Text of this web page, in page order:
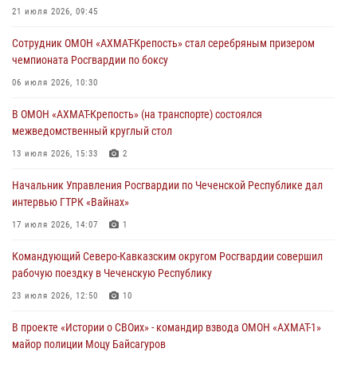
В ДНР росгвардейцы уничтожили около 80 вражеских
19 июля 2026, 13:50
В Грозном Росгвардия обеспечила безопасность конно-спортивных
18 июля 2026, 13:46
Начальник Управления Росгвардии по Чеченской Республике дал
17 июля 2026, 14:07
21 июля 2026, 09:45
Сотрудник ОМОН «АХМАТ-Крепость» стал серебряным призером
чемпионата Росгвардии по боксу
06 июля 2026, 10:30
В ОМОН «АХМАТ-Крепость» (на транспорте) состоялся
межведомственный круглый стол
13 июля 2026, 15:33 2
Начальник Управления Росгвардии по Чеченской Республике дал
интервью ГТРК «Вайнах»
17 июля 2026, 14:07 1
Командующий Северо-Кавказским округом Росгвардии совершил
рабочую поездку в Чеченскую Республику
23 июля 2026, 12:50 10
В проекте «Истории о СВОих» - командир взвода ОМОН «АХМАТ-1»
майор полиции Моцу Байсагуров